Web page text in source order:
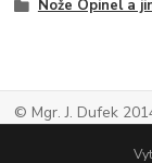
Nože Opinel a
© Mgr. J. Dufek